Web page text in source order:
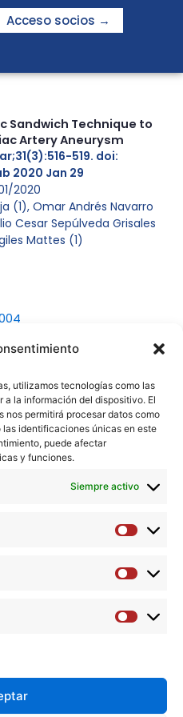
utilizamos tecnologías como las
la información del dispositivo. El
permitirá procesar datos como
identificaciones únicas en este
puede afectar
y funciones.
Siempre activo
Acceso socios →
Sandwich Technique to
Artery Aneurysm
519. doi:
2020 Jan 29
2020
(1), Omar Andrés Navarro
Cesar Sepúlveda Grisales
Mattes (1)
Hospital Universitari
i Pons 1, Sant Cugat del
Hospital Universitari Dr